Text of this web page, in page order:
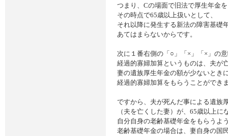
つまり、Cの場面で旧法で厚生年金
その時点で65歳以上扱いとして、
それ以降に発生する新法の障害基礎
あてはまらないからです。
次に１番右側の「○」「×」「×」の
経過的寡婦加算というものは、夫が
妻の遺族厚生年金の額が少ないとき
経過的寡婦加算をもらうことができ
ですから、夫が死んだ事による遺族
（夫を亡くした妻）が、65歳以上に
自分自身の老齢基礎年金をもらうよ
老齢基礎年金の場合は、妻自身の国